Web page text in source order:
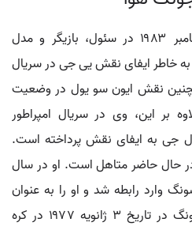
کیم جونگ هوا متولد ۹ سپتامبر ۱۹۸۳ در سئول، بازیگر و مدل
خاطر ایفای نقش یی جی در سریال
نقش ایون سو یول در وضعیت
بر این، وی در سریال امپراطور
جی به ایفای نقش پرداخته است.
حال حاضر متاهل است. او در سال
سونگ وارد رابطه شد و او را به عنوان
همسر خود برگزید. یو یون سونگ در تاریخ ۳ ژانویه ۱۹۷۷ در کره